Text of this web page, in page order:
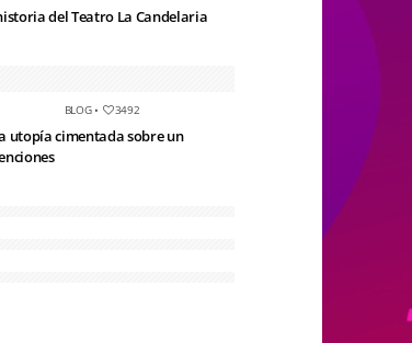
del Teatro La Candelaria
BLOG• 3492
utopía cimentada sobre un